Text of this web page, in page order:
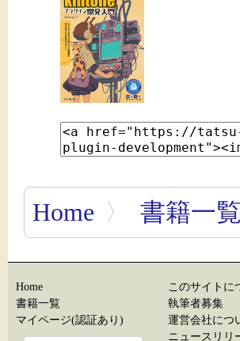
Home 〉 書籍一覧
Home
書籍一覧
マイページ(認証あり)
このサイトに
執筆者募集
運営会社につ
ニュースリリ